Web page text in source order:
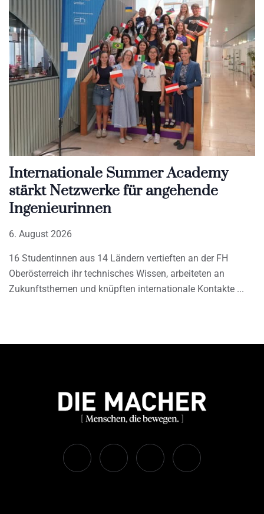
Internationale Summer Academy
stärkt Netzwerke für angehende
Ingenieurinnen
6. August 2026
16 Studentinnen aus 14 Ländern vertieften an der FH
Oberösterreich ihr technisches Wissen, arbeiteten an
Zukunftsthemen und knüpften internationale Kontakte